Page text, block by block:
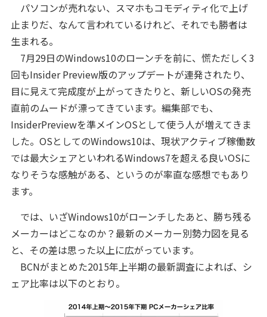
パソコンが売れない、スマホもコモディティ化で上げ
止まりだ、なんて言われているけれど、それでも勝者は
生まれる。
7月29日のWindows10のローンチを前に、慌ただしく3
回もInsider Preview版のアップデートが連発されたり、
目に見えて完成度が上がってきたりと、新しいOSの発売
直前のムードが漂ってきています。編集部でも、
InsiderPreviewを準メインOSとして使う人が増えてきま
した。OSとしてのWindows10は、現状アクティブ稼働数
では最大シェアといわれるWindows7を超える良いOSに
なりそうな感触がある、というのが率直な感想でもあり
ます。
では、いざWindows10がローンチしたあと、勝ち残る
メーカーはどこなのか？最新のメーカー別勢力図を見る
と、その差は思った以上に広がっています。
BCNがまとめた2015年上半期の最新調査によれば、シ
ェア比率は以下のとおり。